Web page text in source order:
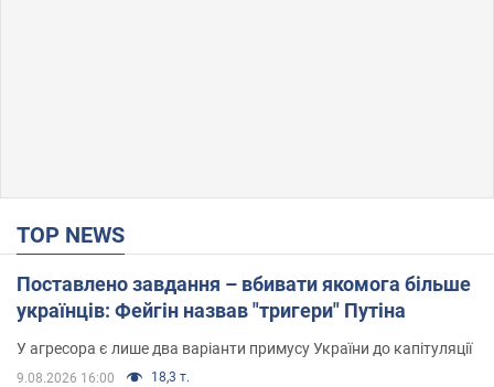
TOP NEWS
Поставлено завдання – вбивати якомога більше
українців: Фейгін назвав "тригери" Путіна
У агресора є лише два варіанти примусу України до капітуляції
9.08.2026 16:00 18,3 т.